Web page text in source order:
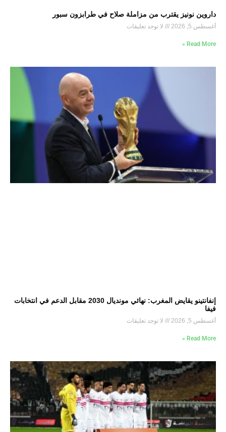
داروين نونيز يقترب من مزاملة صلاح في طرابزون سبور
أغسطس 5, 2026 لا توجد تعليقات
Read More »
إنفانتينو يقايض المغرب: نهائي مونديال 2030 مقابل الدعم في انتخابات
فيفا
أغسطس 5, 2026 لا توجد تعليقات
Read More »